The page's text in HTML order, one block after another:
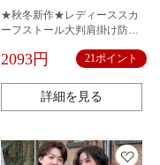
★秋冬新作★レディーススカ
ーフストール大判肩掛け防寒
2093円 21ポイント
詳細を見る